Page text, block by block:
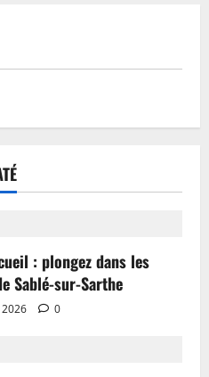
: plongez dans les
Sablé-sur-Sarthe
0